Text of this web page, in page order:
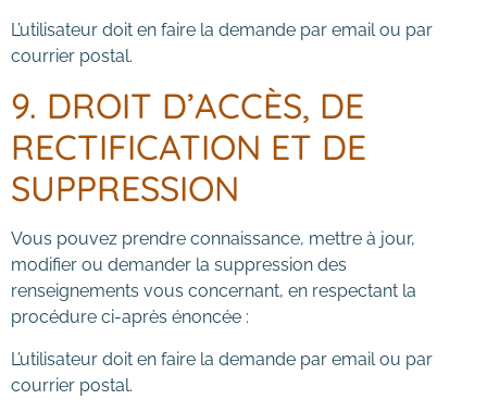
L’utilisateur doit en faire la demande par email ou par
courrier postal.
9. DROIT D’ACCÈS, DE
RECTIFICATION ET DE
SUPPRESSION
Vous pouvez prendre connaissance, mettre à jour,
modifier ou demander la suppression des
renseignements vous concernant, en respectant la
procédure ci-après énoncée :
L’utilisateur doit en faire la demande par email ou par
courrier postal.